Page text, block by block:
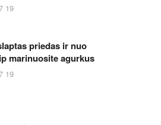
19
priedas ir nuo
marinuosite agurkus
19